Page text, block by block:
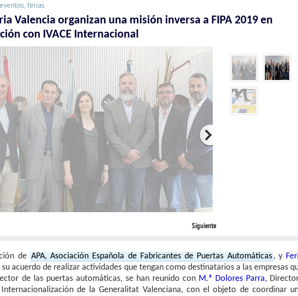
eventos, ferias
Valencia organizan una misión inversa a FIPA 2019 en
con IVACE Internacional
Siguiente
de APA, Asociación Española de Fabricantes de Puertas Automáticas, y
su acuerdo de realizar actividades que tengan como destinatarios a las empresas
de las puertas automáticas, se han reunido con M.ª Dolores Parra,
de la Generalitat Valenciana, con el objeto de coordinar